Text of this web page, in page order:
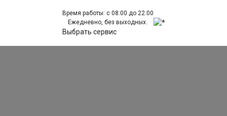
Время работы: с 08:00 до 22:00
Ежедневно, без выходных.
Выбрать сервис